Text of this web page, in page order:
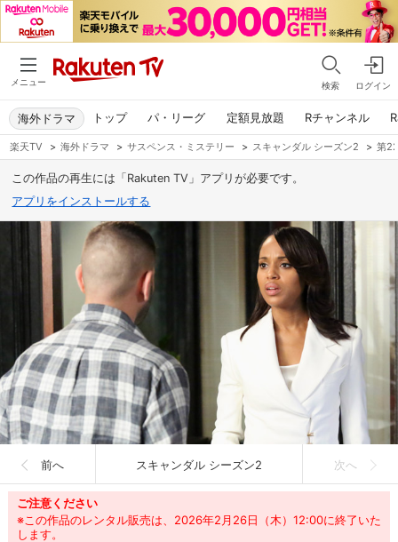
メニュー 検索 ログイン
トップ パ・リーグ 定額見放題 Rチャンネル
海外ドラマ
楽天TV > 海外ドラマ > サスペンス・ミステリー > スキャンダル シーズン2 > 第
この作品の再生には「Rakuten TV」アプリが必要です。
アプリをインストールする
前へ スキャンダル シーズン2 次へ
ご注意ください
※この作品のレンタル販売は、2026年2月26日（木）12:00に終了いた
します。